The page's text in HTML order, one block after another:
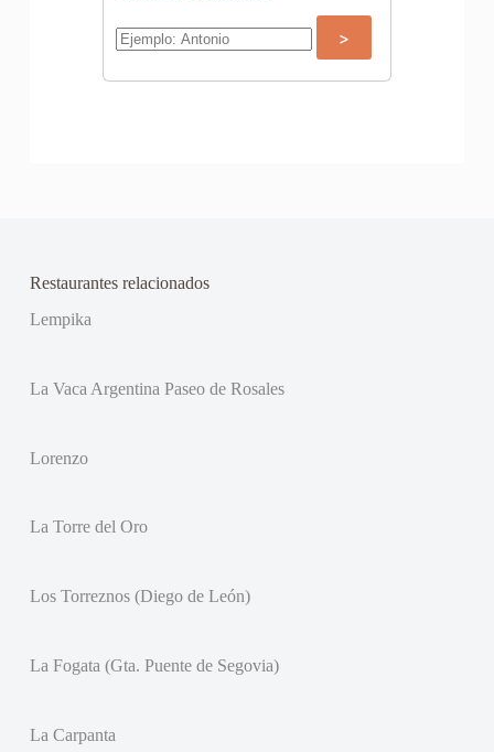
Restaurantes relacionados
Lempika
La Vaca Argentina Paseo de Rosales
Lorenzo
La Torre del Oro
Los Torreznos (Diego de León)
La Fogata (Gta. Puente de Segovia)
La Carpanta